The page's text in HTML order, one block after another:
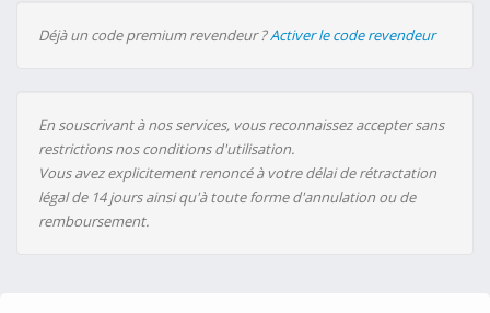
Déjà un code premium revendeur ?Activer le code revendeur
En souscrivant à nos services, vous reconnaissez accepter sans
restrictions nos conditions d'utilisation.
Vous avez explicitement renoncé à votre délai de rétractation
légal de 14 jours ainsi qu'à toute forme d'annulation ou de
remboursement.